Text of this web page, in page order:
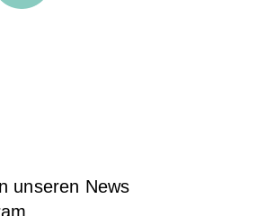
unseren News